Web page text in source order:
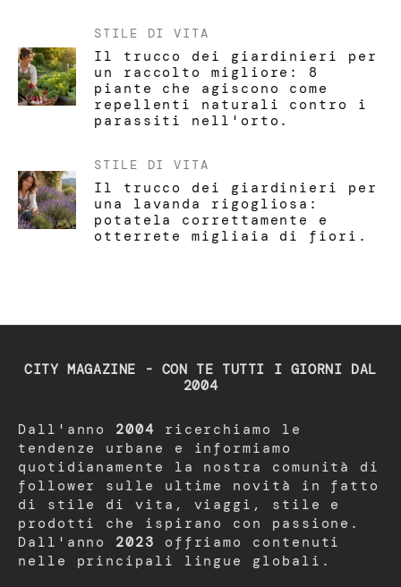
STILE DI VITA
Il trucco dei giardinieri per
un raccolto migliore: 8
piante che agiscono come
repellenti naturali contro i
parassiti nell'orto.
STILE DI VITA
Il trucco dei giardinieri per
una lavanda rigogliosa:
potatela correttamente e
otterrete migliaia di fiori.
CITY MAGAZINE - CON TE TUTTI I GIORNI DAL
2004
Dall'anno 2004 ricerchiamo le
tendenze urbane e informiamo
quotidianamente la nostra comunità di
follower sulle ultime novità in fatto
di stile di vita, viaggi, stile e
prodotti che ispirano con passione.
Dall'anno 2023 offriamo contenuti
nelle principali lingue globali.